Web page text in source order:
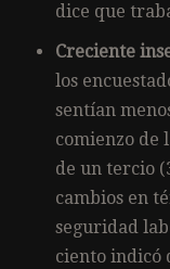
dice que
Creciente
los
sentían
comienzo de
de un tercio
cambios en
seguridad
ciento indicó